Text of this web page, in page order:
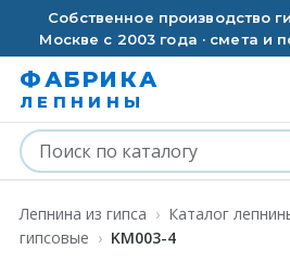
Собственное производство
Москве с 2003 года · смета и
ФАБРИКА
ЛЕПНИНЫ
Лепнина из гипса › Каталог
гипсовые › KM003-4